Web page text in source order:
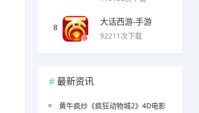
8
大话西游-手游
92211次下载
最新资讯
黄牛疯炒《疯狂动物城2》4D电影